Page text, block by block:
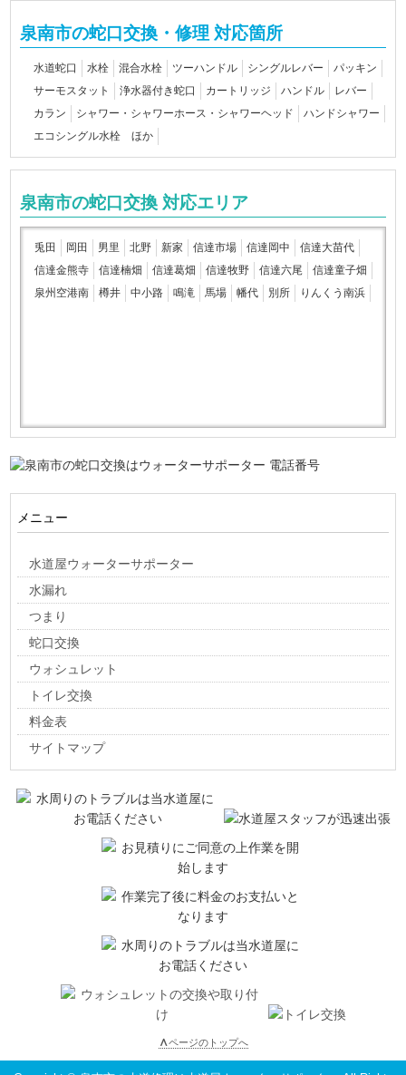
泉南市の蛇口交換・修理 対応箇所
水道蛇口 水栓 混合水栓 ツーハンドル シングルレバー
パッキン
サーモスタット
浄水器付き蛇口 カートリッジ ハンドル
レバー
カラン
シャワー・シャワーホース・シャワーヘッド
ハンドシャワー
エコシングル水栓 ほか
泉南市の蛇口交換 対応エリア
兎田 岡田 男里 北野 新家 信達市場 信達岡中
信達大苗代
信達金熊寺
信達楠畑 信達葛畑 信達牧野 信達六尾
信達童子畑
泉州空港南
樽井 中小路 鳴滝 馬場 幡代 別所 りんくう南浜
メニュー
水道屋ウォーターサポーター
水漏れ
つまり
蛇口交換
ウォシュレット
トイレ交換
料金表
サイトマップ
∧ページのトップへ